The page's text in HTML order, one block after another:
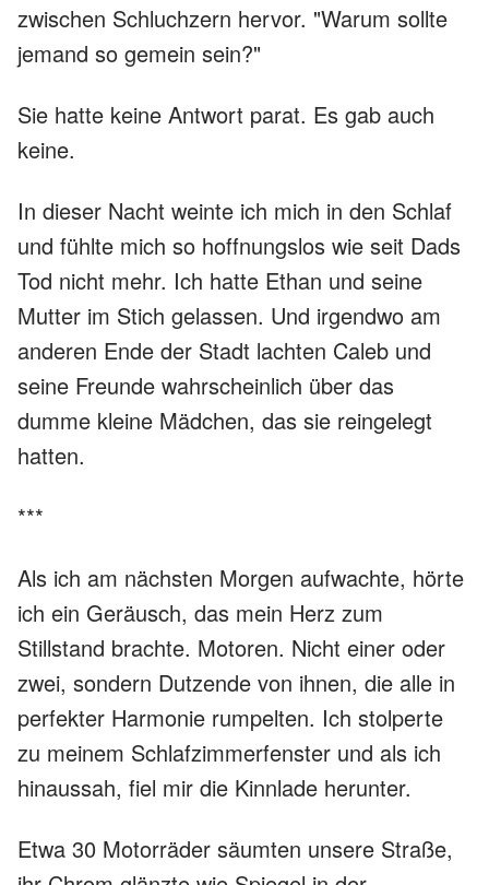
zwischen Schluchzern hervor. "Warum sollte
jemand so gemein sein?"
Sie hatte keine Antwort parat. Es gab auch
keine.
In dieser Nacht weinte ich mich in den Schlaf
und fühlte mich so hoffnungslos wie seit Dads
Tod nicht mehr. Ich hatte Ethan und seine
Mutter im Stich gelassen. Und irgendwo am
anderen Ende der Stadt lachten Caleb und
seine Freunde wahrscheinlich über das
dumme kleine Mädchen, das sie reingelegt
hatten.
***
Als ich am nächsten Morgen aufwachte, hörte
ich ein Geräusch, das mein Herz zum
Stillstand brachte. Motoren. Nicht einer oder
zwei, sondern Dutzende von ihnen, die alle in
perfekter Harmonie rumpelten. Ich stolperte
zu meinem Schlafzimmerfenster und als ich
hinaussah, fiel mir die Kinnlade herunter.
Etwa 30 Motorräder säumten unsere Straße,